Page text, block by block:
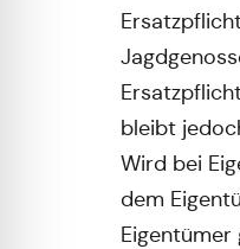
bleibt
Wird bei
dem